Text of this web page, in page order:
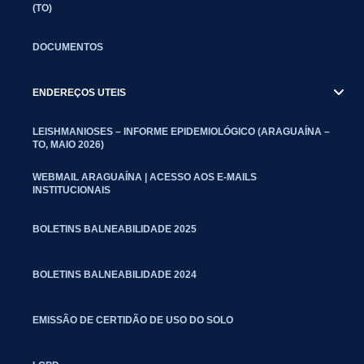
(TO)
DOCUMENTOS
ENDEREÇOS UTEIS
LEISHMANIOSES – INFORME EPIDEMIOLÓGICO (ARAGUAÍNA –
TO, MAIO 2026)
WEBMAIL ARAGUAÍNA | ACESSO AOS E-MAILS
INSTITUCIONAIS
BOLETINS BALNEABILIDADE 2025
BOLETINS BALNEABILIDADE 2024
EMISSÃO DE CERTIDÃO DE USO DO SOLO